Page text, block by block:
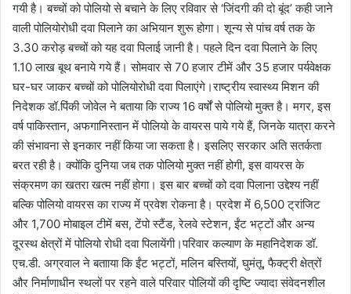
गयी है। बच्चों को पोलियो से बचाने के लिए रविवार से ‘जिंदगी की दो बूंद’ कही जाने
वाली पोलियोरोधी दवा पिलाने का अभियान शुरू होगा। शून्य से पांच वर्ष तक के
3.30 करोड़ बच्चों को यह दवा पिलाई जानी है। पहले दिन दवा पिलाने के लिए
1.10 लाख बूथ बनाये गये हैं। सोमवार से 70 हजार टीमें और 35 हजार पर्यवेक्षक
घर-घर जाकर बच्चों को पोलियोरोधी दवा पिलाएंगे।राष्ट्रीय स्वास्थ्य मिशन की
निदेशक डॉ.पिंकी जोवेल ने बताया कि राज्य 16 वर्षों से पोलियो मुक्त है। मगर, इस
वर्ष पाकिस्तान, अफगानिस्तान में पोलियो के वायरस पाये गये हैं, जिनके यात्रा करने
की संभावना से इनकार नहीं किया जा सकता है। इसलिए सरकार अति सतर्कता
बरत रही है। क्योंकि दुनिया जब तक पोलियो मुक्त नहीं होगी, इस वायरस के
संक्रमण का खतरा खत्म नहीं होगा। इस बार बच्चों को दवा पिलाना उद्देश्य नहीं
बल्कि पोलियो वायरस का राज्य में प्रवेश रोकना है। प्रदेश में 6,500 ट्रांजिट
और 1,700 मोबाइल टीमें बस, टेंपो स्टैंड, रेलवे स्टेशन, ईंट भट्टों और अन्य
दूरस्थ क्षेत्रों में पोलियो रोधी दवा पिलायेंगी।परिवार कल्याण के महानिदेशक डॉ.
एच.डी. अग्रवाल ने बतााया कि ईंट भट्टों, मलिन बस्तियों, घुमंतू, फैक्ट्री क्षेत्रों
और निर्माणाधीन स्थलों पर रहने वाले परिवार पोलियों की दृष्टि ज्यादा संवेदनशील